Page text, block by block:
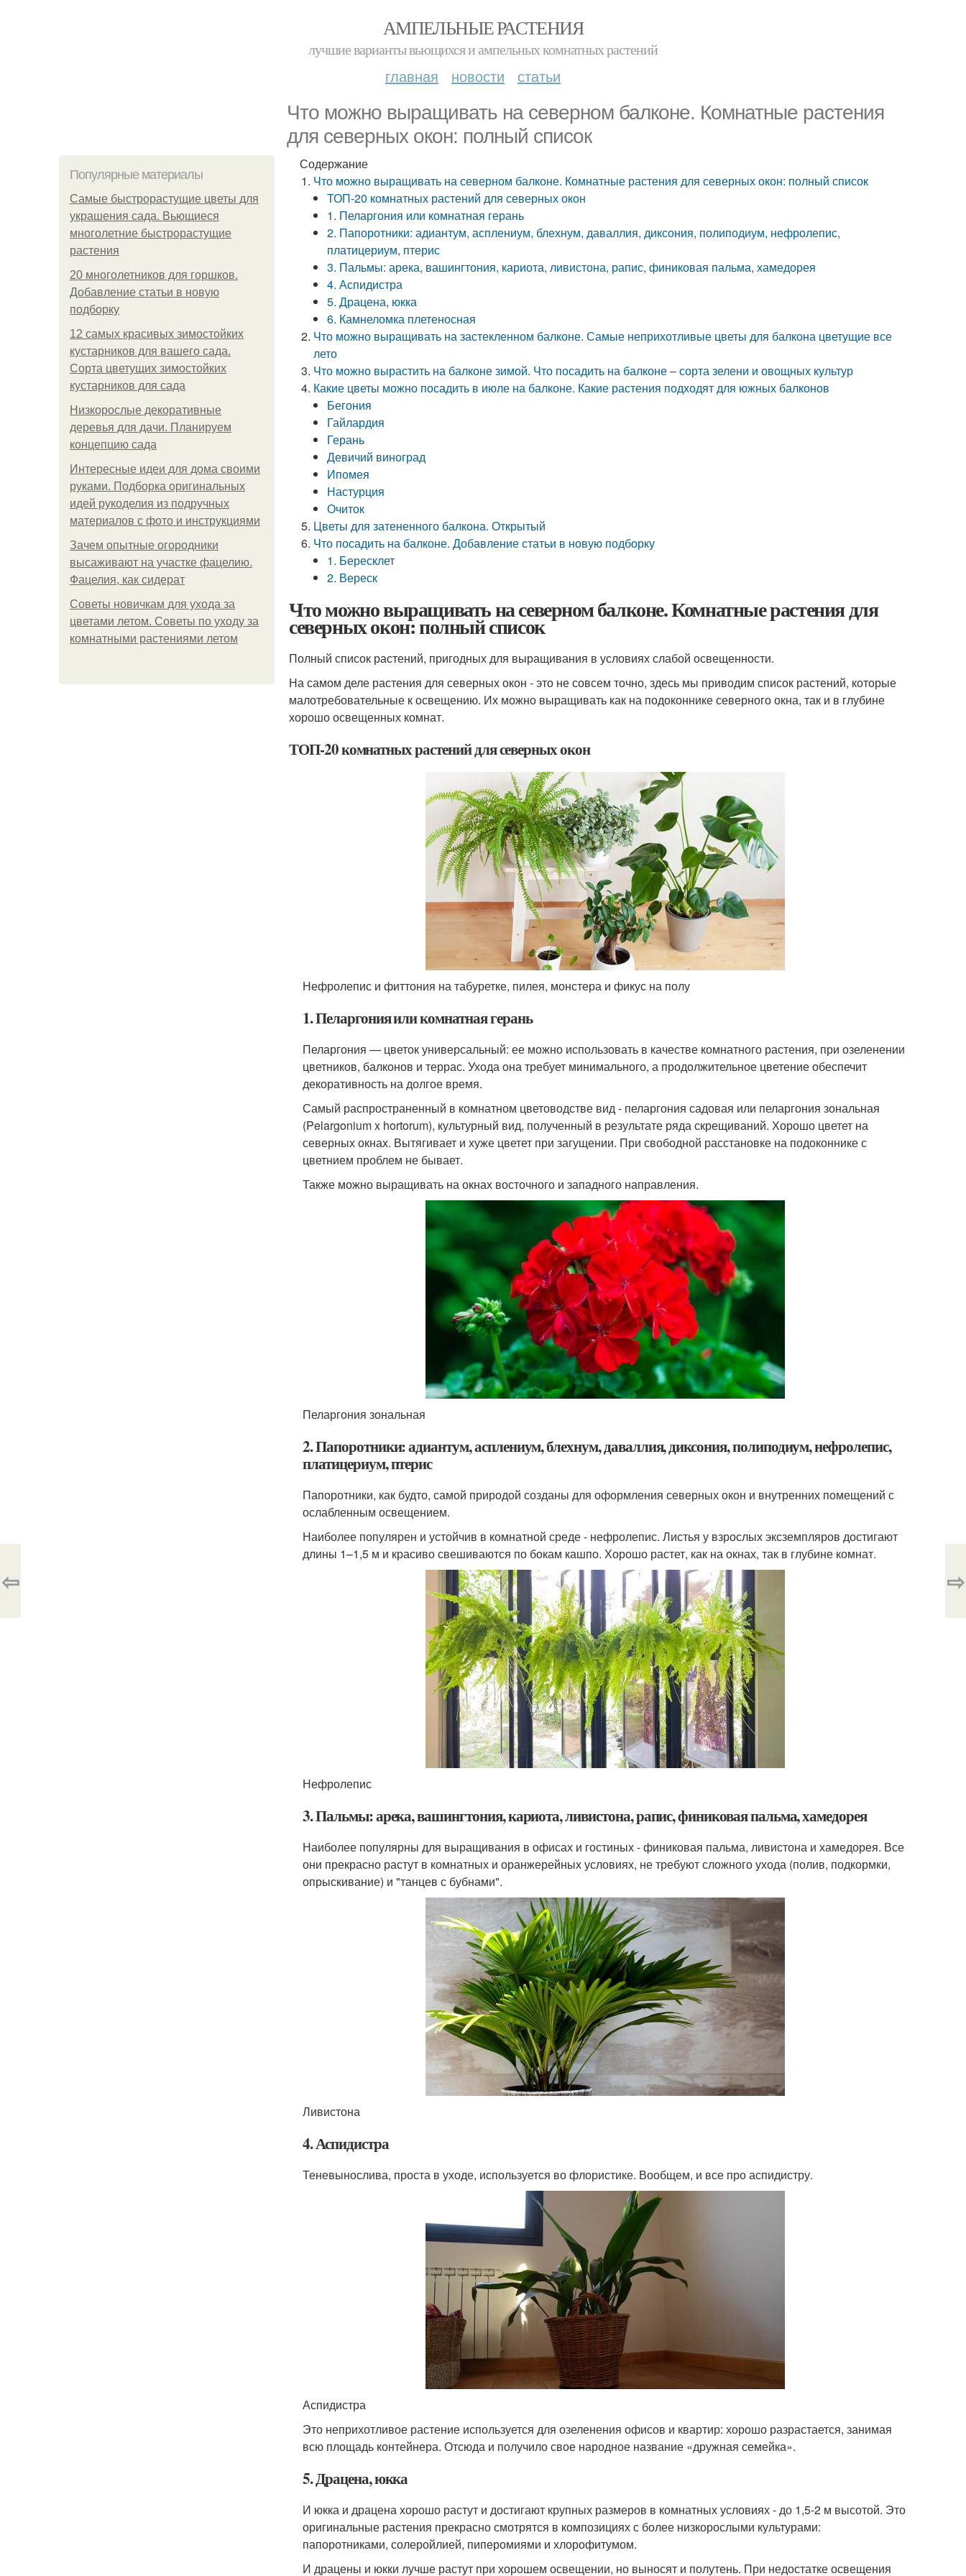
АМПЕЛЬНЫЕ РАСТЕНИЯ
лучшие варианты вьющихся и ампельных комнатных растений
главная новости статьи
Что можно выращивать на северном балконе. Комнатные растения
для северных окон: полный список
Популярные материалы
Самые быстрорастущие цветы для
украшения сада. Вьющиеся
многолетние быстрорастущие
растения
20 многолетников для горшков.
Добавление статьи в новую
подборку
12 самых красивых зимостойких
кустарников для вашего сада.
Сорта цветущих зимостойких
кустарников для сада
Низкорослые декоративные
деревья для дачи. Планируем
концепцию сада
Интересные идеи для дома своими
руками. Подборка оригинальных
идей рукоделия из подручных
материалов с фото и инструкциями
Зачем опытные огородники
высаживают на участке фацелию.
Фацелия, как сидерат
Советы новичкам для ухода за
цветами летом. Советы по уходу за
комнатными растениями летом
Содержание
Что можно выращивать на северном балконе. Комнатные растения для северных окон: полный список
ТОП-20 комнатных растений для северных окон
1. Пеларгония или комнатная герань
2. Папоротники: адиантум, асплениум, блехнум, даваллия, диксония, полиподиум, нефролепис,
платицериум, птерис
3. Пальмы: арека, вашингтония, кариота, ливистона, рапис, финиковая пальма, хамедорея
4. Аспидистра
5. Драцена, юкка
6. Камнеломка плетеносная
Что можно выращивать на застекленном балконе. Самые неприхотливые цветы для балкона цветущие все
лето
Что можно вырастить на балконе зимой. Что посадить на балконе – сорта зелени и овощных культур
Какие цветы можно посадить в июле на балконе. Какие растения подходят для южных балконов
Бегония
Гайлардия
Герань
Девичий виноград
Ипомея
Настурция
Очиток
Цветы для затененного балкона. Открытый
Что посадить на балконе. Добавление статьи в новую подборку
1. Бересклет
2. Вереск
Что можно выращивать на северном балконе. Комнатные растения для
северных окон: полный список
Полный список растений, пригодных для выращивания в условиях слабой освещенности.
На самом деле растения для северных окон - это не совсем точно, здесь мы приводим список растений, которые
малотребовательные к освещению. Их можно выращивать как на подоконнике северного окна, так и в глубине
хорошо освещенных комнат.
ТОП-20 комнатных растений для северных окон
Нефролепис и фиттония на табуретке, пилея, монстера и фикус на полу
1. Пеларгония или комнатная герань
Пеларгония — цветок универсальный: ее можно использовать в качестве комнатного растения, при озеленении
цветников, балконов и террас. Ухода она требует минимального, а продолжительное цветение обеспечит
декоративность на долгое время.
Самый распространенный в комнатном цветоводстве вид - пеларгония садовая или пеларгония зональная
(Pelargonium x hortorum), культурный вид, полученный в результате ряда скрещиваний. Хорошо цветет на
северных окнах. Вытягивает и хуже цветет при загущении. При свободной расстановке на подоконнике с
цветнием проблем не бывает.
Также можно выращивать на окнах восточного и западного направления.
Пеларгония зональная
2. Папоротники: адиантум, асплениум, блехнум, даваллия, диксония, полиподиум, нефролепис,
платицериум, птерис
Папоротники, как будто, самой природой созданы для оформления северных окон и внутренних помещений с
ослабленным освещением.
Наиболее популярен и устойчив в комнатной среде - нефролепис. Листья у взрослых эксземпляров достигают
длины 1–1,5 м и красиво свешиваются по бокам кашпо. Хорошо растет, как на окнах, так в глубине комнат.
Нефролепис
3. Пальмы: арека, вашингтония, кариота, ливистона, рапис, финиковая пальма, хамедорея
Наиболее популярны для выращивания в офисах и гостиных - финиковая пальма, ливистона и хамедорея. Все
они прекрасно растут в комнатных и оранжерейных условиях, не требуют сложного ухода (полив, подкормки,
опрыскивание) и "танцев с бубнами".
Ливистона
4. Аспидистра
Теневынослива, проста в уходе, используется во флористике. Вообщем, и все про аспидистру.
Аспидистра
Это неприхотливое растение используется для озеленения офисов и квартир: хорошо разрастается, занимая
всю площадь контейнера. Отсюда и получило свое народное название «дружная семейка».
5. Драцена, юкка
И юкка и драцена хорошо растут и достигают крупных размеров в комнатных условиях - до 1,5-2 м высотой. Это
оригинальные растения прекрасно смотрятся в композициях с более низкорослыми культурами:
папоротниками, солеройлией, пиперомиями и хлорофитумом.
И драцены и юкки лучше растут при хорошем освещении, но выносят и полутень. При недостатке освещения
⇦ ⇨